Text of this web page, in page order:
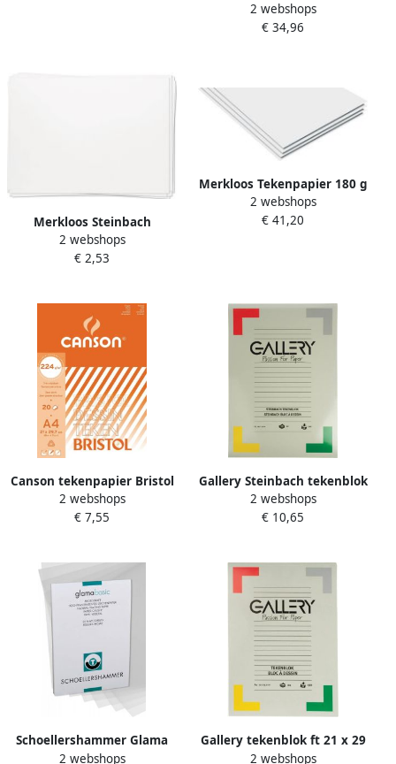
Basic schetspapier 60 g m²
rol van 0 66 x 50 m
2 webshops
€ 34,96
Merkloos Steinbach
tekenpapier 200 g ft 55 x 73
cm gekorreld per vel
2 webshops
€ 2,53
Merkloos Tekenpapier 180 g
ft 21 x 29 7 cm A4 pak van
500 vel
2 webshops
€ 41,20
Canson tekenpapier Bristol
224 g ft 21 x 29 7 cm A4
blok van 20 vel
2 webshops
€ 7,55
Gallery Steinbach tekenblok
gekorreld ft 29 7 x 42 cm
(A3) 200 g mÃÂ² blok van 20
2 webshops
€ 10,65
Schoellershammer Glama
papier 100 g ft 29 7 x 42 cm
2 webshops
Gallery tekenblok ft 21 x 29
7 cm (A4) extra zwaar
2 webshops